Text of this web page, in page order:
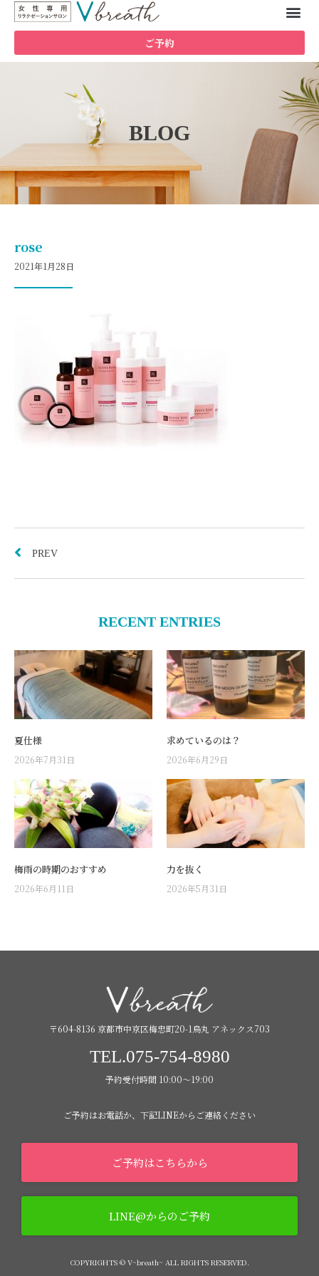
ご予約
BLOG
rose
2021年1月28日
PREV
RECENT ENTRIES
夏仕様
2026年7月31日
求めているのは？
2026年6月29日
梅雨の時期のおすすめ
2026年6月11日
力を抜く
2026年5月31日
〒604-8136 京都市中京区梅忠町20-1烏丸 アネックス703
TEL.075-754-8980
予約受付時間 10:00〜19:00
ご予約はお電話か、下記LINEからご連絡ください
ご予約はこちらから
LINE@からのご予約
COPYRIGHTS © V~breath~ ALL RIGHTS RESERVED.